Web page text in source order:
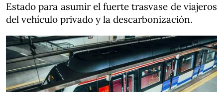
Estado para asumir el fuerte trasvase de viajeros
del vehículo privado y la descarbonización.